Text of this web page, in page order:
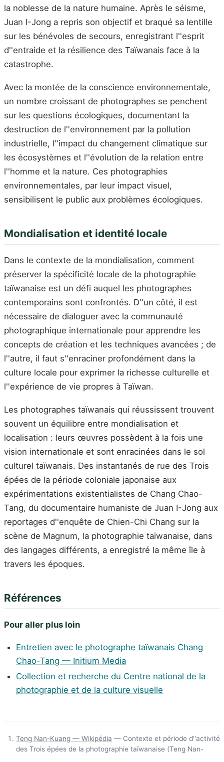
la noblesse de la nature humaine. Après le séisme,
Juan I-Jong a repris son objectif et braqué sa lentille
sur les bénévoles de secours, enregistrant l''esprit
d''entraide et la résilience des Taïwanais face à la
catastrophe.
Avec la montée de la conscience environnementale,
un nombre croissant de photographes se penchent
sur les questions écologiques, documentant la
destruction de l''environnement par la pollution
industrielle, l''impact du changement climatique sur
les écosystèmes et l''évolution de la relation entre
l''homme et la nature. Ces photographies
environnementales, par leur impact visuel,
sensibilisent le public aux problèmes écologiques.
Mondialisation et identité locale
Dans le contexte de la mondialisation, comment
préserver la spécificité locale de la photographie
taïwanaise est un défi auquel les photographes
contemporains sont confrontés. D''un côté, il est
nécessaire de dialoguer avec la communauté
photographique internationale pour apprendre les
concepts de création et les techniques avancées ; de
l''autre, il faut s''enraciner profondément dans la
culture locale pour exprimer la richesse culturelle et
l''expérience de vie propres à Taïwan.
Les photographes taïwanais qui réussissent trouvent
souvent un équilibre entre mondialisation et
localisation : leurs œuvres possèdent à la fois une
vision internationale et sont enracinées dans le sol
culturel taïwanais. Des instantanés de rue des Trois
épées de la période coloniale japonaise aux
expérimentations existentialistes de Chang Chao-
Tang, du documentaire humaniste de Juan I-Jong aux
reportages d''enquête de Chien-Chi Chang sur la
scène de Magnum, la photographie taïwanaise, dans
des langages différents, a enregistré la même île à
travers les époques.
Références
Pour aller plus loin
Entretien avec le photographe taïwanais Chang
Chao-Tang — Initium Media
Collection et recherche du Centre national de la
photographie et de la culture visuelle
Teng Nan-Kuang — Wikipédia — Contexte et période d''activité
des Trois épées de la photographie taïwanaise (Teng Nan-